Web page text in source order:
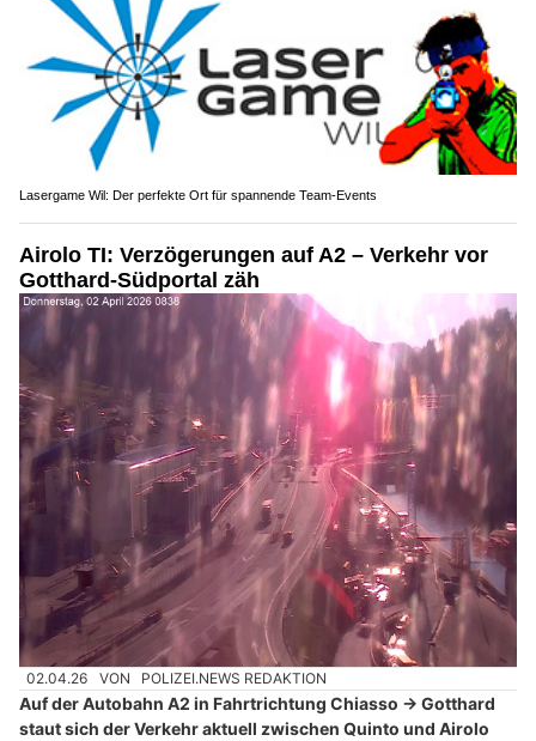
Lasergame Wil: Der perfekte Ort für spannende Team-Events
Airolo TI: Verzögerungen auf A2 – Verkehr vor
Gotthard-Südportal zäh
02.04.26 VON POLIZEI.NEWS REDAKTION
Auf der Autobahn A2 in Fahrtrichtung Chiasso → Gotthard
staut sich der Verkehr aktuell zwischen Quinto und Airolo